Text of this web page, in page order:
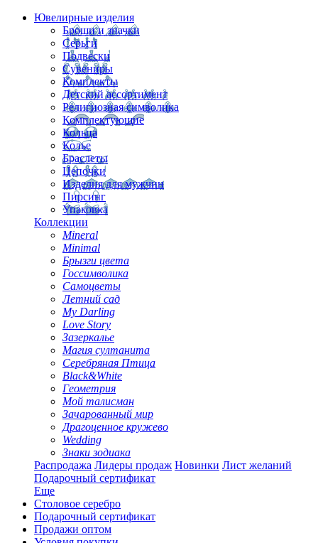
Ювелирные изделия
Броши и значки
Серьги
Подвески
Сувениры
Комплекты
Детский ассортимент
Религиозная символика
Комплектующие
Кольца
Колье
Браслеты
Цепочки
Изделия для мужчин
Пирсинг
Упаковка
Коллекции
Mineral
Minimal
Брызги цвета
Госсимволика
Самоцветы
Летний сад
My Darling
Love Story
Зазеркалье
Магия султанита
Серебряная Птица
Black&White
Геометрия
Мой талисман
Зачарованный мир
Драгоценное кружево
Wedding
Знаки зодиака
Распродажа Лидеры продаж Новинки Лист желаний
Подарочный сертификат
Еще
Столовое серебро
Подарочный сертификат
Продажи оптом